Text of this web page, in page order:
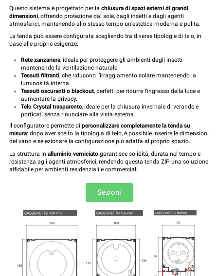
Questo sistema è progettato per la chiusura di spazi esterni di grandi
dimensioni, offrendo protezione dal sole, dagli insetti e dagli agenti
atmosferici, mantenendo allo stesso tempo un’estetica moderna e pulita.
La tenda può essere configurata scegliendo tra diverse tipologie di telo, in
base alle proprie esigenze:
Rete zanzariera, ideale per proteggere gli ambienti dagli insetti
mantenendo la ventilazione naturale.
Tessuti filtranti, che riducono l’irraggiamento solare mantenendo la
luminosità interna.
Tessuti oscuranti o blackout, perfetti per ridurre l’ingresso della luce e
aumentare la privacy.
Telo Crystal trasparente, ideale per la chiusura invernale di verande e
porticati senza rinunciare alla vista esterna.
Il configuratore permette di personalizzare completamente la tenda su
misura: dopo aver scelto la tipologia di telo, è possibile inserire le dimensioni
del vano e selezionare la configurazione più adatta al proprio spazio.
La struttura in alluminio verniciato garantisce solidità, durata nel tempo e
resistenza agli agenti atmosferici, rendendo questa tenda ZIP una soluzione
affidabile per ambienti residenziali e commerciali.
Sezioni